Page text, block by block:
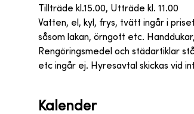
Tillträde kl.15.00, Utträde kl. 11.00
Vatten, el, kyl, frys, tvätt ingår i
såsom lakan, örngott etc.
Rengöringsmedel och städartiklar
etc ingår ej. Hyresavtal skickas vid
Kalender